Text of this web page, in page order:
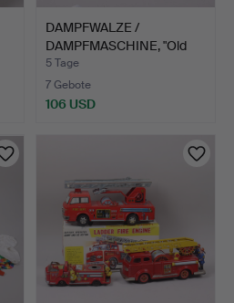
DAMPFWALZE /
DAMPFMASCHINE, "Old
Smokey", …
5 Tage
7 Gebote
106 USD